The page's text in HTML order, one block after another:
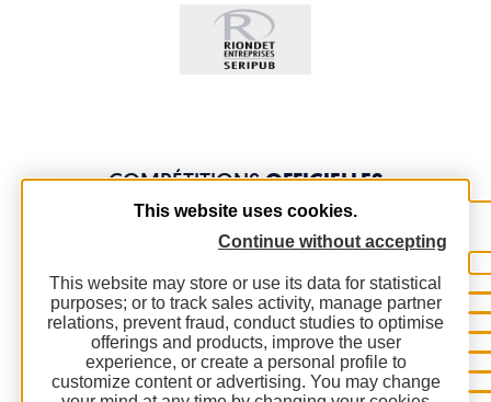
COMPÉTITIONSOFFICIELLES
This website uses cookies.
Continue without accepting
This website may store or use its data for statistical
purposes; or to track sales activity, manage partner
relations, prevent fraud, conduct studies to optimise
offerings and products, improve the user
experience, or create a personal profile to
customize content or advertising. You may change